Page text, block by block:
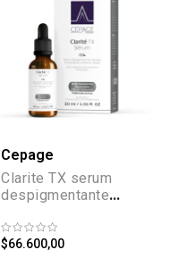
Cepage
Clarite TX serum
despigmentante
$66.600,00